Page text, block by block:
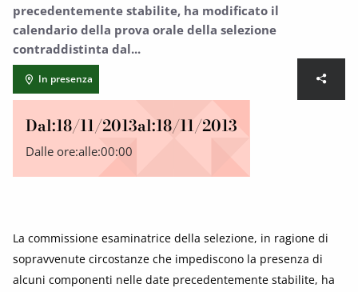
precedentemente stabilite, ha modificato il
calendario della prova orale della selezione
contraddistinta dal...
In presenza
Dal:18/11/2013al:18/11/2013
Dalle ore:alle:00:00
La commissione esaminatrice della selezione, in ragione di
sopravvenute circostanze che impediscono la presenza di
alcuni componenti nelle date precedentemente stabilite, ha